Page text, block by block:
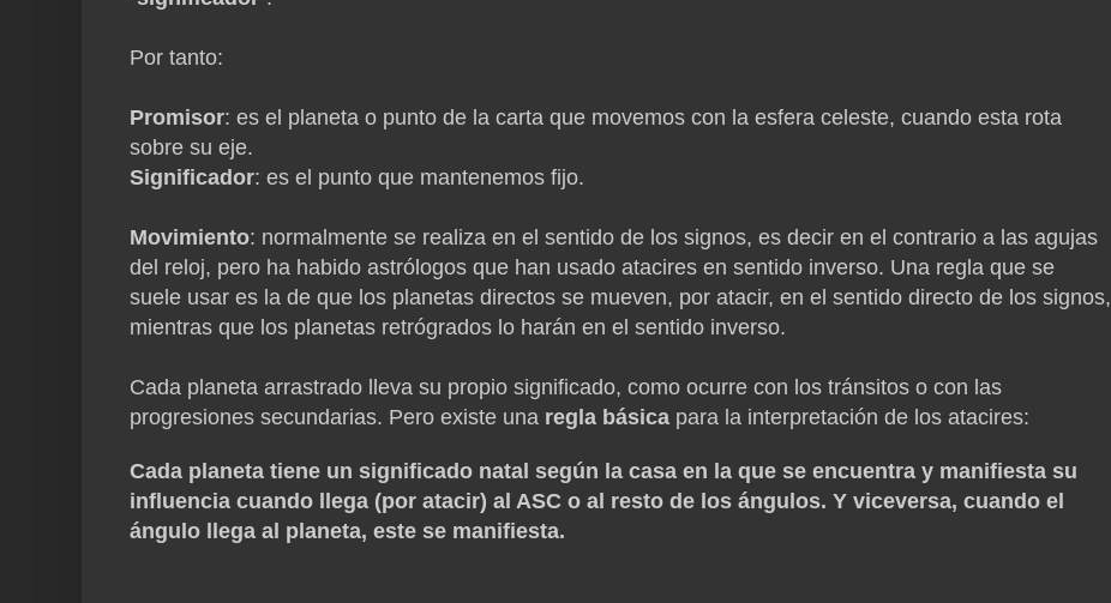
Por tanto:
Promisor: es el planeta o punto de la carta que movemos con la esfera celeste, cuando esta rota
sobre su eje.
Significador: es el punto que mantenemos fijo.
Movimiento: normalmente se realiza en el sentido de los signos, es decir en el contrario a las agujas
del reloj, pero ha habido astrólogos que han usado atacires en sentido inverso. Una regla que se
suele usar es la de que los planetas directos se mueven, por atacir, en el sentido directo de los signos,
mientras que los planetas retrógrados lo harán en el sentido inverso.
Cada planeta arrastrado lleva su propio significado, como ocurre con los tránsitos o con las
progresiones secundarias. Pero existe una regla básica para la interpretación de los atacires:
Cada planeta tiene un significado natal según la casa en la que se encuentra y manifiesta su
influencia cuando llega (por atacir) al ASC o al resto de los ángulos. Y viceversa, cuando el
ángulo llega al planeta, este se manifiesta.